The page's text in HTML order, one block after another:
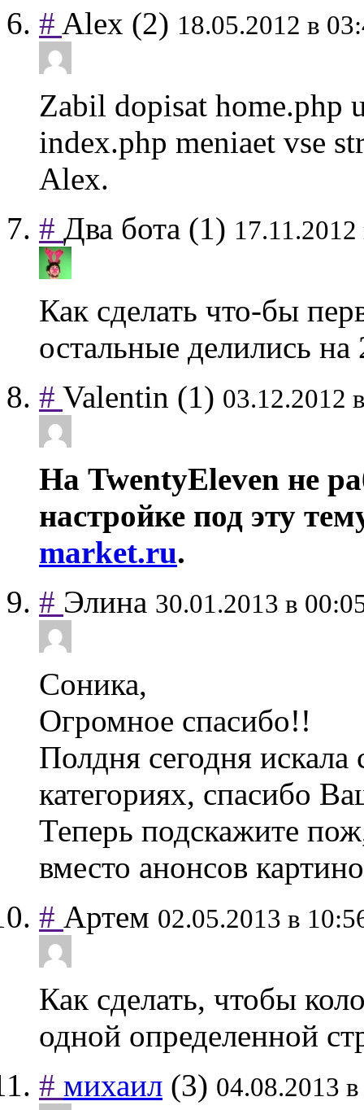
# Alex (2) 18.05.2012 в
Zabil dopisat home.php
index.php meniaet vse
Alex.
# Два бота (1)
Как сделать что-бы
остальные делились на
# Valentin (1) 03.12.2012
На TwentyEleven не
настройке под эту
market.ru.
# Элина 30.01.2013 в
Соника,
Огромное спасибо!!
Полдня сегодня искала
категориях, спасибо
Теперь подскажите
вместо анонсов
# Артем 02.05.2013 в
Как сделать, чтобы
одной определенной
# михаил (3) 04.08.2013